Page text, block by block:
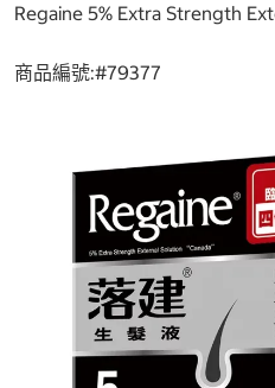
Regaine 5% Extra Strength
商品編號:#79377